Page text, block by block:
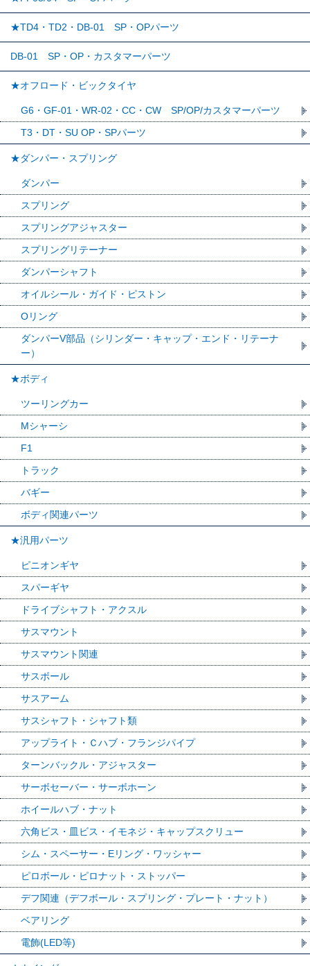
★TD4・TD2・DB-01 SP・OPパーツ
DB-01 SP・OP・カスタマーパーツ
★オフロード・ビックタイヤ
G6・GF-01・WR-02・CC・CW SP/OP/カスタマーパーツ
T3・DT・SU OP・SPパーツ
★ダンパー・スプリング
ダンパー
スプリング
スプリングアジャスター
スプリングリテーナー
ダンパーシャフト
オイルシール・ガイド・ピストン
Oリング
ダンパーV部品（シリンダー・キャップ・エンド・リテーナ
ー）
★ボディ
ツーリングカー
Mシャーシ
F1
トラック
バギー
ボディ関連パーツ
★汎用パーツ
ピニオンギヤ
スパーギヤ
ドライブシャフト・アクスル
サスマウント
サスマウント関連
サスボール
サスアーム
サスシャフト・シャフト類
アップライト・Ｃハブ・フランジパイプ
ターンバックル・アジャスター
サーボセーバー・サーボホーン
ホイールハブ・ナット
六角ビス・皿ビス・イモネジ・キャップスクリュー
シム・スペーサー・Eリング・ワッシャー
ピロボール・ピロナット・ストッパー
デフ関連（デフボール・スプリング・プレート・ナット）
ベアリング
電飾(LED等)